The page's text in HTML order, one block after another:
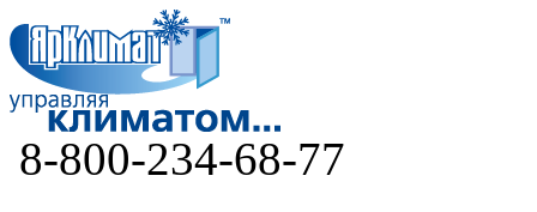
8-800-234-68-77